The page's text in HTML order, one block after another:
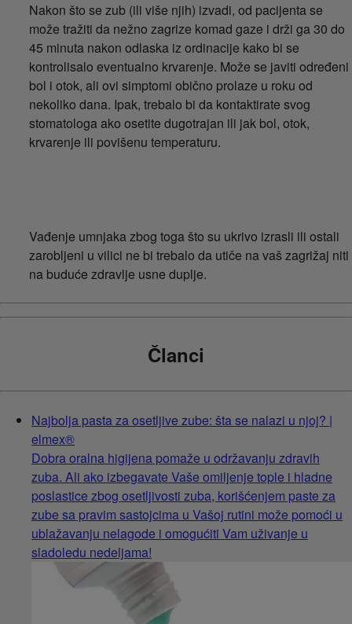
Nakon što se zub (ili više njih) izvadi, od pacijenta se
može tražiti da nežno zagrize komad gaze i drži ga 30 do
45 minuta nakon odlaska iz ordinacije kako bi se
kontrolisalo eventualno krvarenje. Može se javiti određeni
bol i otok, ali ovi simptomi obično prolaze u roku od
nekoliko dana. Ipak, trebalo bi da kontaktirate svog
stomatologa ako osetite dugotrajan ili jak bol, otok,
krvarenje ili povišenu temperaturu.
Vađenje umnjaka zbog toga što su ukrivo izrasli ili ostali
zarobljeni u vilici ne bi trebalo da utiče na vaš zagrižaj niti
na buduće zdravlje usne duplje.
Članci
Najbolja pasta za osetljive zube: šta se nalazi u njoj? |
elmex®
Dobra oralna higijena pomaže u održavanju zdravih
zuba. Ali ako izbegavate Vaše omiljenje tople i hladne
poslastice zbog osetljivosti zuba, korišćenjem paste za
zube sa pravim sastojcima u Vašoj rutini može pomoći u
ublažavanju nelagode i omogućiti Vam uživanje u
sladoledu nedeljama!